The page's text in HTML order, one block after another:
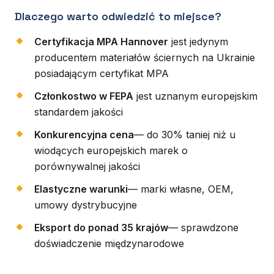
Dlaczego warto odwiedzić to miejsce?
Certyfikacja MPA Hannover jest jedynym
producentem materiałów ściernych na Ukrainie
posiadającym certyfikat MPA
Członkostwo w FEPA jest uznanym europejskim
standardem jakości
Konkurencyjna cena— do 30% taniej niż u
wiodących europejskich marek o
porównywalnej jakości
Elastyczne warunki— marki własne, OEM,
umowy dystrybucyjne
Eksport do ponad 35 krajów— sprawdzone
doświadczenie międzynarodowe